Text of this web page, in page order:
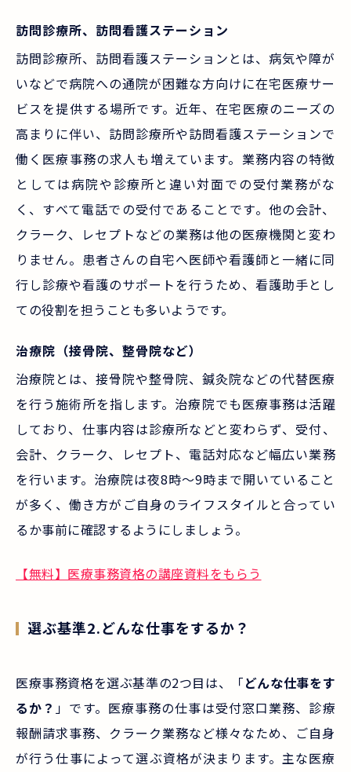
訪問診療所、訪問看護ステーション
訪問診療所、訪問看護ステーションとは、病気や障が
いなどで病院への通院が困難な方向けに在宅医療サー
ビスを提供する場所です。近年、在宅医療のニーズの
高まりに伴い、訪問診療所や訪問看護ステーションで
働く医療事務の求人も増えています。業務内容の特徴
としては病院や診療所と違い対面での受付業務がな
く、すべて電話での受付であることです。他の会計、
クラーク、レセプトなどの業務は他の医療機関と変わ
りません。患者さんの自宅へ医師や看護師と一緒に同
行し診療や看護のサポートを行うため、看護助手とし
ての役割を担うことも多いようです。
治療院（接骨院、整骨院など）
治療院とは、接骨院や整骨院、鍼灸院などの代替医療
を行う施術所を指します。治療院でも医療事務は活躍
しており、仕事内容は診療所などと変わらず、受付、
会計、クラーク、レセプト、電話対応など幅広い業務
を行います。治療院は夜8時～9時まで開いていること
が多く、働き方がご自身のライフスタイルと合ってい
るか事前に確認するようにしましょう。
【無料】医療事務資格の講座資料をもらう
選ぶ基準2.どんな仕事をするか？
医療事務資格を選ぶ基準の2つ目は、「どんな仕事をす
るか？」です。医療事務の仕事は受付窓口業務、診療
報酬請求事務、クラーク業務など様々なため、ご自身
が行う仕事によって選ぶ資格が決まります。主な医療